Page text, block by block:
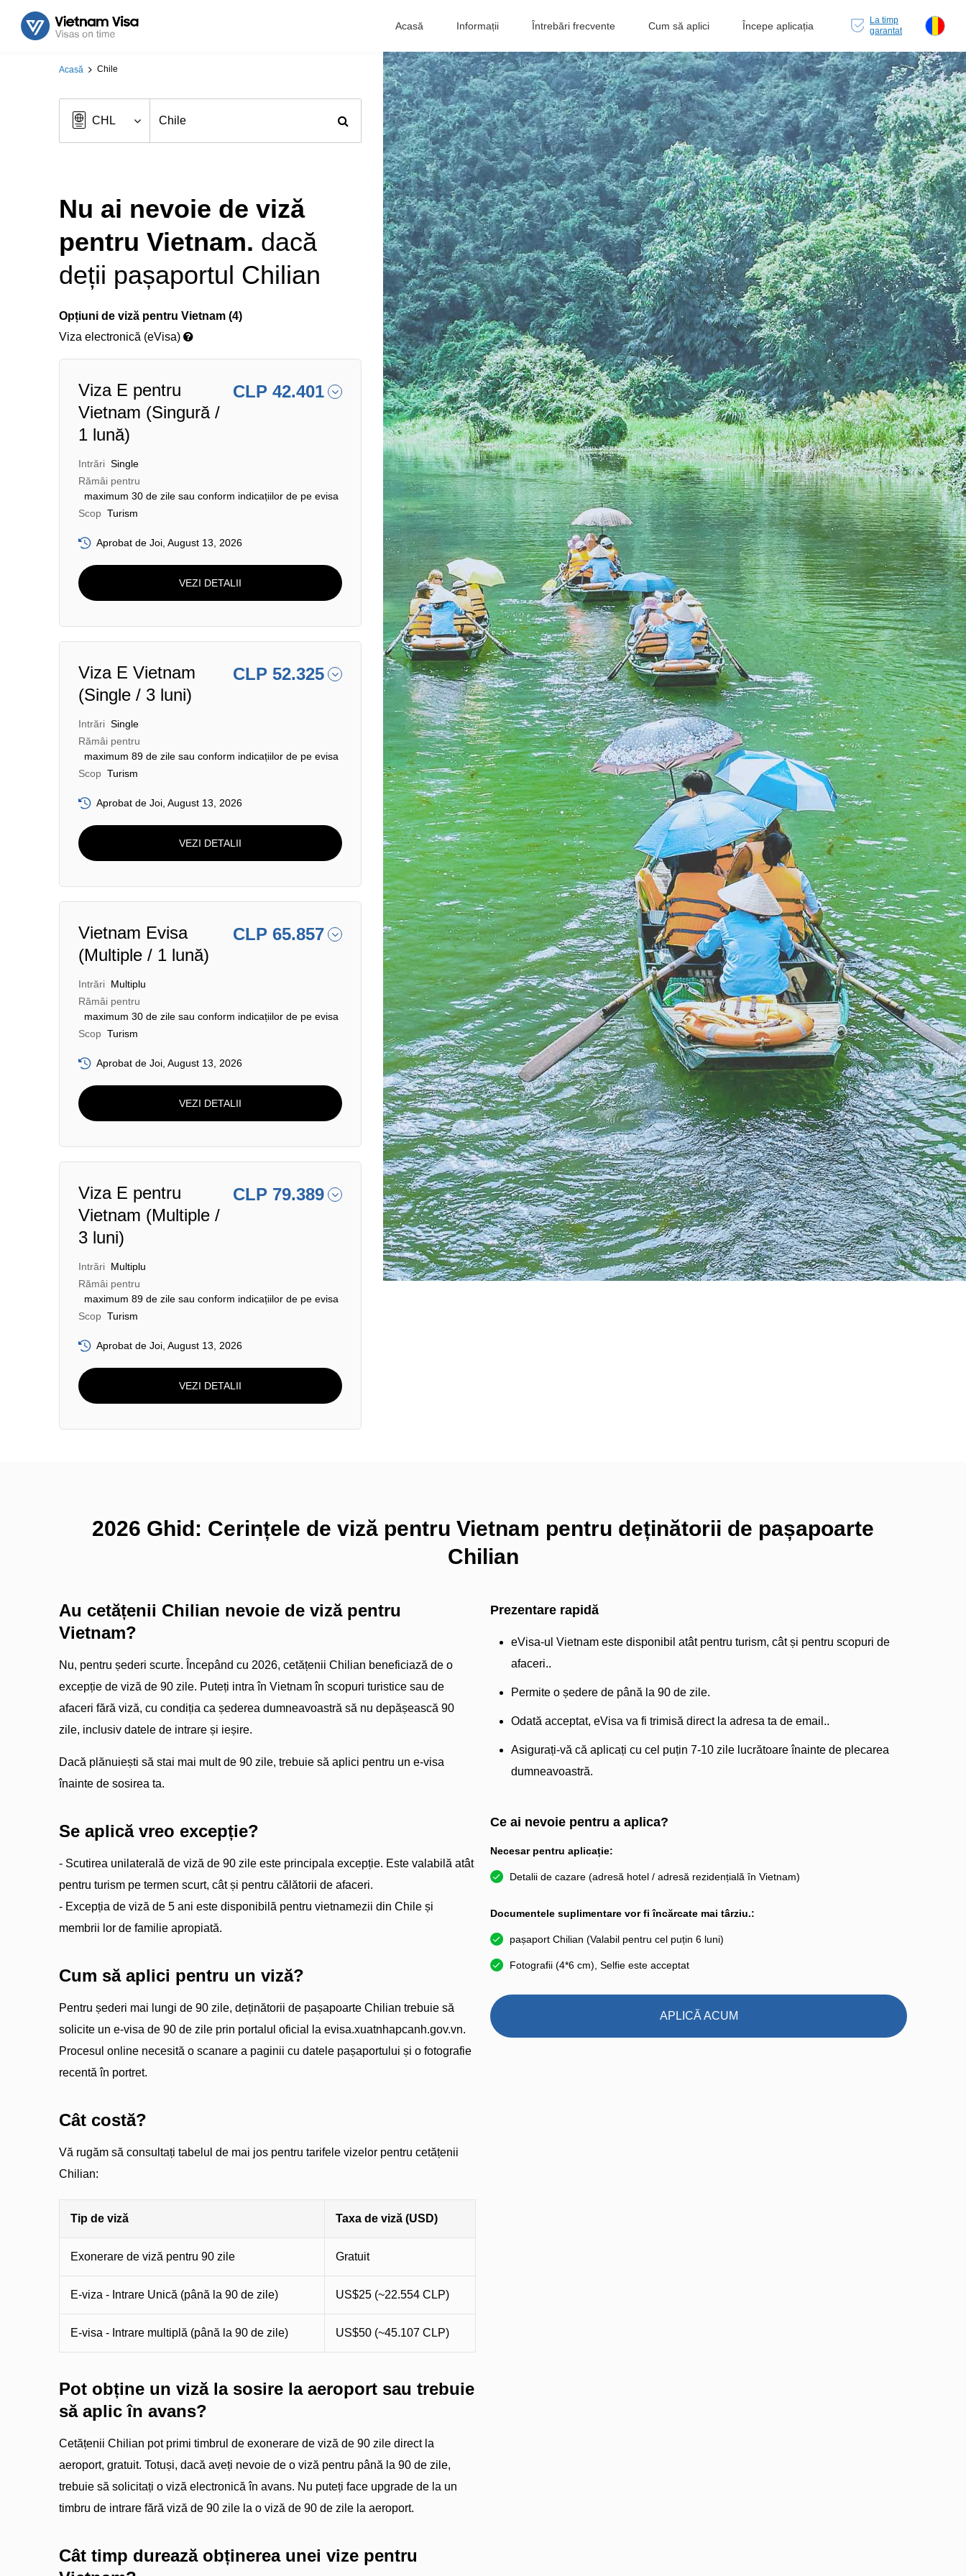
Acasă Informații Întrebări frecvente Cum să aplici Începe aplicația
La timp
garantat
Acasă Chile
Nu ai nevoie de viză
pentru Vietnam. dacă
deții pașaportul Chilian
Opțiuni de viză pentru Vietnam (4)
Viza electronică (eVisa)
Viza E pentru
Vietnam (Singură /
1 lună)
CLP 42.401
Intrări Single
Rămâi pentru
maximum 30 de zile sau conform indicațiilor de pe evisa
Scop Turism
Aprobat de Joi, August 13, 2026
VEZI DETALII
Viza E Vietnam
(Single / 3 luni)
CLP 52.325
Intrări Single
Rămâi pentru
maximum 89 de zile sau conform indicațiilor de pe evisa
Scop Turism
Aprobat de Joi, August 13, 2026
VEZI DETALII
Vietnam Evisa
(Multiple / 1 lună)
CLP 65.857
Intrări Multiplu
Rămâi pentru
maximum 30 de zile sau conform indicațiilor de pe evisa
Scop Turism
Aprobat de Joi, August 13, 2026
VEZI DETALII
Viza E pentru
Vietnam (Multiple /
3 luni)
CLP 79.389
Intrări Multiplu
Rămâi pentru
maximum 89 de zile sau conform indicațiilor de pe evisa
Scop Turism
Aprobat de Joi, August 13, 2026
VEZI DETALII
2026 Ghid: Cerințele de viză pentru Vietnam pentru deținătorii de pașapoarte
Chilian
Au cetățenii Chilian nevoie de viză pentru
Vietnam?
Nu, pentru șederi scurte. Începând cu 2026, cetățenii Chilian beneficiază de o
excepție de viză de 90 zile. Puteți intra în Vietnam în scopuri turistice sau de
afaceri fără viză, cu condiția ca șederea dumneavoastră să nu depășească 90
zile, inclusiv datele de intrare și ieșire.
Dacă plănuiești să stai mai mult de 90 zile, trebuie să aplici pentru un e-visa
înainte de sosirea ta.
Se aplică vreo excepție?
- Scutirea unilaterală de viză de 90 zile este principala excepție. Este valabilă atât
pentru turism pe termen scurt, cât și pentru călătorii de afaceri.
- Excepția de viză de 5 ani este disponibilă pentru vietnamezii din Chile și
membrii lor de familie apropiată.
Cum să aplici pentru un viză?
Pentru șederi mai lungi de 90 zile, deținătorii de pașapoarte Chilian trebuie să
solicite un e-visa de 90 de zile prin portalul oficial la evisa.xuatnhapcanh.gov.vn.
Procesul online necesită o scanare a paginii cu datele pașaportului și o fotografie
recentă în portret.
Cât costă?
Vă rugăm să consultați tabelul de mai jos pentru tarifele vizelor pentru cetățenii
Chilian:
Tip de viză Taxa de viză (USD)
Exonerare de viză pentru 90 zile Gratuit
E-viza - Intrare Unică (până la 90 de zile) US$25 (~22.554 CLP)
E-visa - Intrare multiplă (până la 90 de zile) US$50 (~45.107 CLP)
Pot obține un viză la sosire la aeroport sau trebuie
să aplic în avans?
Cetățenii Chilian pot primi timbrul de exonerare de viză de 90 zile direct la
aeroport, gratuit. Totuși, dacă aveți nevoie de o viză pentru până la 90 de zile,
trebuie să solicitați o viză electronică în avans. Nu puteți face upgrade de la un
timbru de intrare fără viză de 90 zile la o viză de 90 de zile la aeroport.
Cât timp durează obținerea unei vize pentru
Prezentare rapidă
eVisa-ul Vietnam este disponibil atât pentru turism, cât și pentru scopuri de
afaceri..
Permite o ședere de până la 90 de zile.
Odată acceptat, eVisa va fi trimisă direct la adresa ta de email..
Asigurați-vă că aplicați cu cel puțin 7-10 zile lucrătoare înainte de plecarea
dumneavoastră.
Ce ai nevoie pentru a aplica?
Necesar pentru aplicație:
Detalii de cazare (adresă hotel / adresă rezidențială în Vietnam)
Documentele suplimentare vor fi încărcate mai târziu.:
pașaport Chilian (Valabil pentru cel puțin 6 luni)
Fotografii (4*6 cm), Selfie este acceptat
APLICĂ ACUM